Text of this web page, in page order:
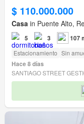
$ 110.000.000
Casa in Puente Alto,
5 3 107
Estacionamiento Sin
Hace 8 días
SANTIAGO STREET